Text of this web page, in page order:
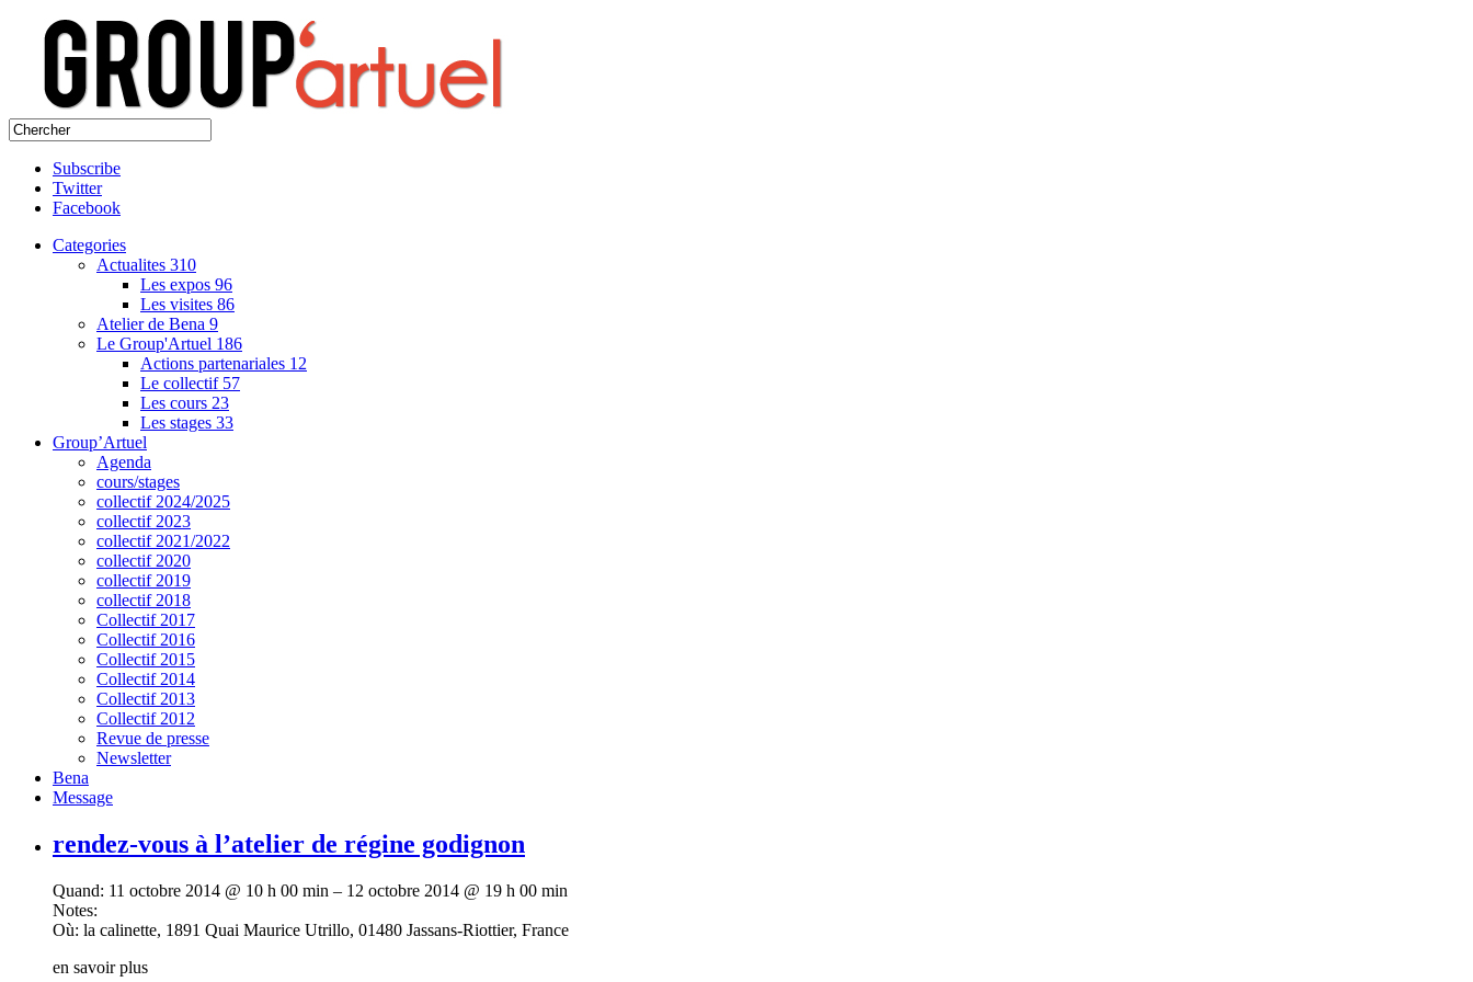
Subscribe
Twitter
Facebook
Categories
Actualites 310
Les expos 96
Les visites 86
Atelier de Bena 9
Le Group'Artuel 186
Actions partenariales 12
Le collectif 57
Les cours 23
Les stages 33
Group’Artuel
Agenda
cours/stages
collectif 2024/2025
collectif 2023
collectif 2021/2022
collectif 2020
collectif 2019
collectif 2018
Collectif 2017
Collectif 2016
Collectif 2015
Collectif 2014
Collectif 2013
Collectif 2012
Revue de presse
Newsletter
Bena
Message
rendez-vous à l’atelier de régine godignon
Quand: 11 octobre 2014 @ 10 h 00 min – 12 octobre 2014 @ 19 h 00 min
Notes:
Où: la calinette, 1891 Quai Maurice Utrillo, 01480 Jassans-Riottier, France
en savoir plus